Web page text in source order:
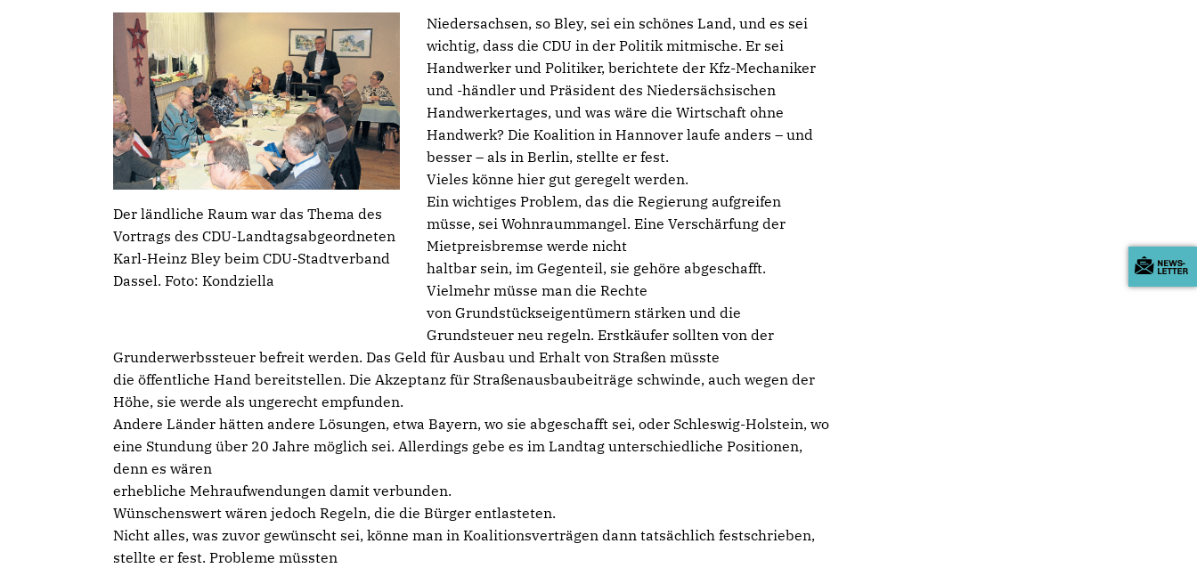
Der ländliche Raum war das Thema des
Vortrags des CDU-Landtagsabgeordneten
Karl-Heinz Bley beim CDU-Stadtverband
Dassel. Foto: Kondziella
Niedersachsen, so Bley, sei ein schönes Land, und es sei
wichtig, dass die CDU in der Politik mitmische. Er sei
Handwerker und Politiker, berichtete der Kfz-Mechaniker
und -händler und Präsident des Niedersächsischen
Handwerkertages, und was wäre die Wirtschaft ohne
Handwerk? Die Koalition in Hannover laufe anders – und
besser – als in Berlin, stellte er fest.
Vieles könne hier gut geregelt werden.
Ein wichtiges Problem, das die Regierung aufgreifen
müsse, sei Wohnraummangel. Eine Verschärfung der
Mietpreisbremse werde nicht
haltbar sein, im Gegenteil, sie gehöre abgeschafft.
Vielmehr müsse man die Rechte
von Grundstückseigentümern stärken und die
Grundsteuer neu regeln. Erstkäufer sollten von der
Grunderwerbssteuer befreit werden. Das Geld für Ausbau und Erhalt von Straßen müsste
die öffentliche Hand bereitstellen. Die Akzeptanz für Straßenausbaubeiträge schwinde, auch wegen der
Höhe, sie werde als ungerecht empfunden.
Andere Länder hätten andere Lösungen, etwa Bayern, wo sie abgeschafft sei, oder Schleswig-Holstein, wo
eine Stundung über 20 Jahre möglich sei. Allerdings gebe es im Landtag unterschiedliche Positionen,
denn es wären
erhebliche Mehraufwendungen damit verbunden.
Wünschenswert wären jedoch Regeln, die die Bürger entlasteten.
Nicht alles, was zuvor gewünscht sei, könne man in Koalitionsverträgen dann tatsächlich festschrieben,
stellte er fest. Probleme müssten